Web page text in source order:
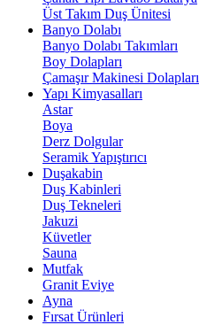
Üst Takım Duş Ünitesi
Banyo Dolabı
Banyo Dolabı Takımları
Boy Dolapları
Çamaşır Makinesi Dolapları
Yapı Kimyasalları
Astar
Boya
Derz Dolgular
Seramik Yapıştırıcı
Duşakabin
Duş Kabinleri
Duş Tekneleri
Jakuzi
Küvetler
Sauna
Mutfak
Granit Eviye
Ayna
Fırsat Ürünleri